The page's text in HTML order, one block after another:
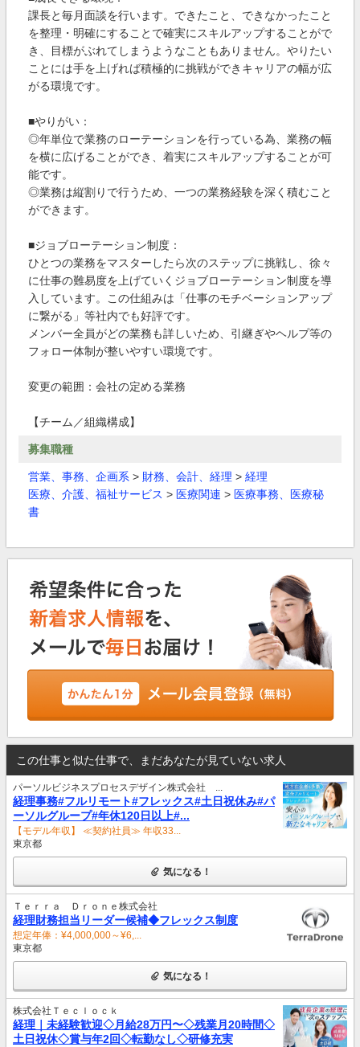
課長と毎月面談を行います。できたこと、できなかったこと
を整理・明確にすることで確実にスキルアップすることがで
き、目標がぶれてしまうようなこともありません。やりたい
ことには手を上げれば積極的に挑戦ができキャリアの幅が広
がる環境です。
■やりがい：
◎年単位で業務のローテーションを行っている為、業務の幅
を横に広げることができ、着実にスキルアップすることが可
能です。
◎業務は縦割りで行うため、一つの業務経験を深く積むこと
ができます。
■ジョブローテーション制度：
ひとつの業務をマスターしたら次のステップに挑戦し、徐々
に仕事の難易度を上げていくジョブローテーション制度を導
入しています。この仕組みは「仕事のモチベーションアップ
に繋がる」等社内でも好評です。
メンバー全員がどの業務も詳しいため、引継ぎやヘルプ等の
フォロー体制が整いやすい環境です。
変更の範囲：会社の定める業務
【チーム／組織構成】
募集職種
営業、事務、企画系 > 財務、会計、経理 > 経理
医療、介護、福祉サービス > 医療関連 > 医療事務、医療秘
書
この仕事と似た仕事で、まだあなたが見ていない求人
パーソルビジネスプロセスデザイン株式会社 ...
経理事務#フルリモート#フレックス#土日祝休み#パ
ーソルグループ#年休120日以上#...
【モデル年収】 ≪契約社員≫ 年収33...
東京都
気になる！
Ｔｅｒｒａ Ｄｒｏｎｅ株式会社
経理財務担当リーダー候補◆フレックス制度
想定年俸：¥4,000,000～¥6,...
東京都
気になる！
株式会社Ｔｅｃｌｏｃｋ
経理｜未経験歓迎◇月給28万円〜◇残業月20時間◇
土日祝休◇賞与年2回◇転勤なし◇研修充実